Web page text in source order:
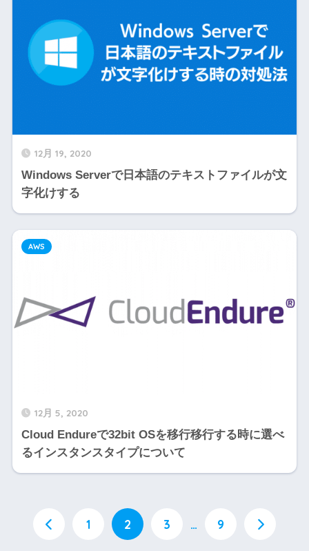
12月 19, 2020
Windows Serverで日本語のテキストファイルが文
字化けする
12月 5, 2020
Cloud Endureで32bit OSを移行移行する時に選べ
るインスタンスタイプについて
AWS
1 2 3 … 9